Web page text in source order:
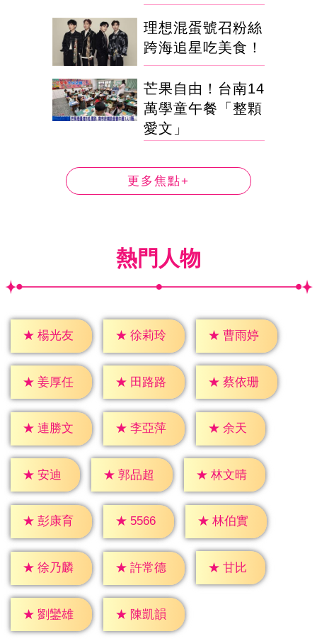
理想混蛋號召粉絲
跨海追星吃美食！
芒果自由！台南14
萬學童午餐「整顆
愛文」
更多焦點+
熱門人物
★ 楊光友 ★ 徐莉玲 ★ 曹雨婷
★ 姜厚任 ★ 田路路 ★ 蔡依珊
★ 連勝文 ★ 李亞萍 ★ 余天
★ 安迪 ★ 郭品超 ★ 林文晴
★ 彭康育 ★ 5566 ★ 林伯實
★ 徐乃麟 ★ 許常德 ★ 甘比
★ 劉鑾雄 ★ 陳凱韻